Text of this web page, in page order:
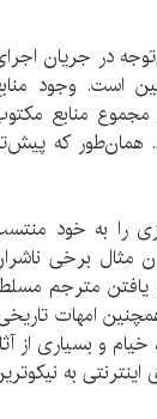
در جریان
25 ساله ایران و چین است. وجود
مجموع منابع
همان‌طور که
را به خود
مثال برخی
یافتن مترجم
امهات
و بسیاری از
به